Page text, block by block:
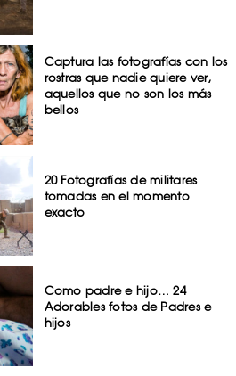
Captura las fotografías con los
rostras que nadie quiere ver,
aquellos que no son los más
bellos
20 Fotografías de militares
tomadas en el momento
exacto
Como padre e hijo… 24
Adorables fotos de Padres e
hijos